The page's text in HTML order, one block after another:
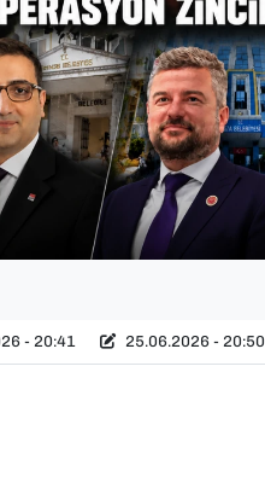
- 20:41 25.06.2026 - 20:50